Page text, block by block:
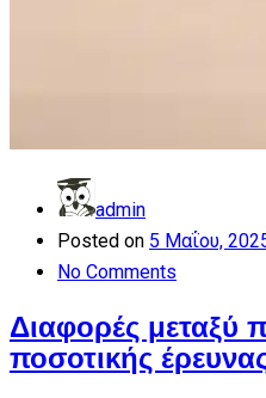
admin
Posted on 5 Μαΐου,
No Comments
Διαφορές μεταξύ
ποσοτικής